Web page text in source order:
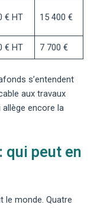
€ HT 15 400 €
€ HT 7 700 €
s’entendent
aux travaux
allège encore la
qui peut en
le monde. Quatre